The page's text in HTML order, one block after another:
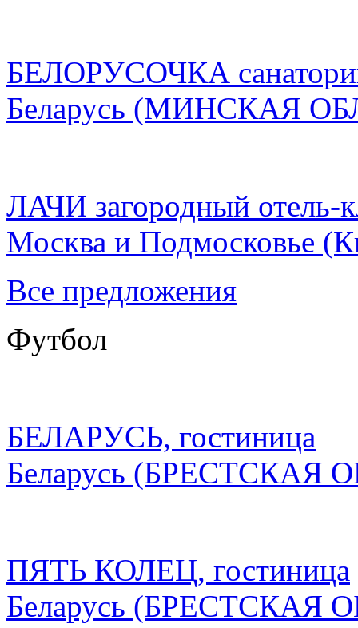
БЕЛОРУСОЧКА
Беларусь (МИНСКАЯ
ЛАЧИ загородный отель-
Москва и Подмосковье
Все предложения
Футбол
БЕЛАРУСЬ, гостиница
Беларусь (БРЕСТСКАЯ
ПЯТЬ КОЛЕЦ, гостиница
Беларусь (БРЕСТСКАЯ